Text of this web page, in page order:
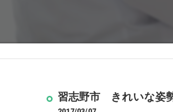
習志野市 きれいな姿